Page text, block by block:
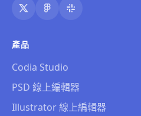
產品
Codia Studio
PSD 線上編輯器
Illustrator 線上編輯器